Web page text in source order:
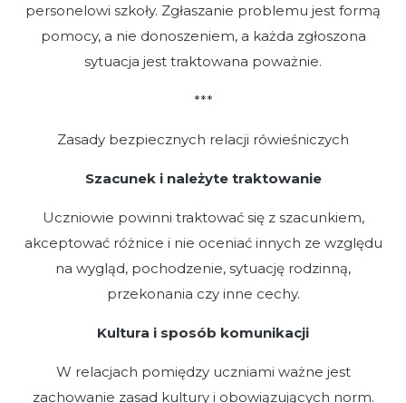
personelowi szkoły. Zgłaszanie problemu jest formą
pomocy, a nie donoszeniem, a każda zgłoszona
sytuacja jest traktowana poważnie.
***
Zasady bezpiecznych relacji rówieśniczych
Szacunek i należyte traktowanie
Uczniowie powinni traktować się z szacunkiem,
akceptować różnice i nie oceniać innych ze względu
na wygląd, pochodzenie, sytuację rodzinną,
przekonania czy inne cechy.
Kultura i sposób komunikacji
W relacjach pomiędzy uczniami ważne jest
zachowanie zasad kultury i obowiązujących norm.